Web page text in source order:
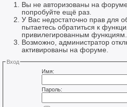
Вы не авторизованы на
попробуйте ещё раз.
У Вас недостаточно прав для
пытаетесь обратиться к
привилегированным функциям.
Возможно, администратор
активированы на форуме.
Вход
Имя:
Пароль: